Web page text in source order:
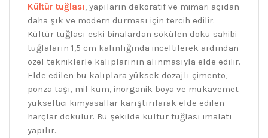
Kültür tuğlası, yapıların dekoratif ve mimari açıdan
daha şık ve modern durması için tercih edilir.
Kültür tuğlası eski binalardan sökülen doku sahibi
tuğlaların 1,5 cm kalınlığında inceltilerek ardından
özel tekniklerle kalıplarının alınmasıyla elde edilir.
Elde edilen bu kalıplara yüksek dozajlı çimento,
ponza taşı, mil kum, inorganik boya ve mukavemet
yükseltici kimyasallar karıştırılarak elde edilen
harçlar dökülür. Bu şekilde kültür tuğlası imalatı
yapılır.